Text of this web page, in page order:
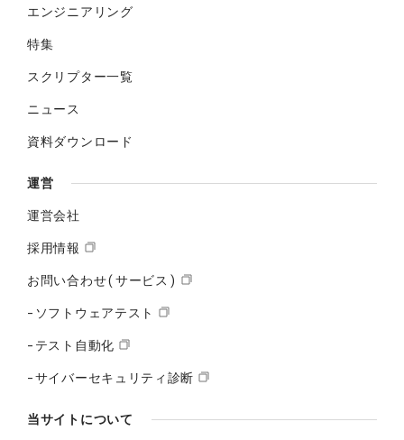
エンジニアリング
特集
スクリプター一覧
ニュース
資料ダウンロード
運営
運営会社
採用情報
お問い合わせ(サービス)
-ソフトウェアテスト
-テスト自動化
-サイバーセキュリティ診断
当サイトについて